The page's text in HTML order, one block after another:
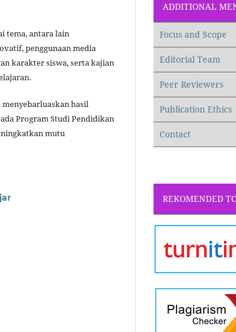
tema, antara lain
penggunaan media
karakter siswa, serta kajian
hasil
Program Studi Pendidikan
mutu
ADDITIONAL
Focus and Scope
Editorial Team
Peer Reviewers
Publication Ethics
Contact
REKOMENDED